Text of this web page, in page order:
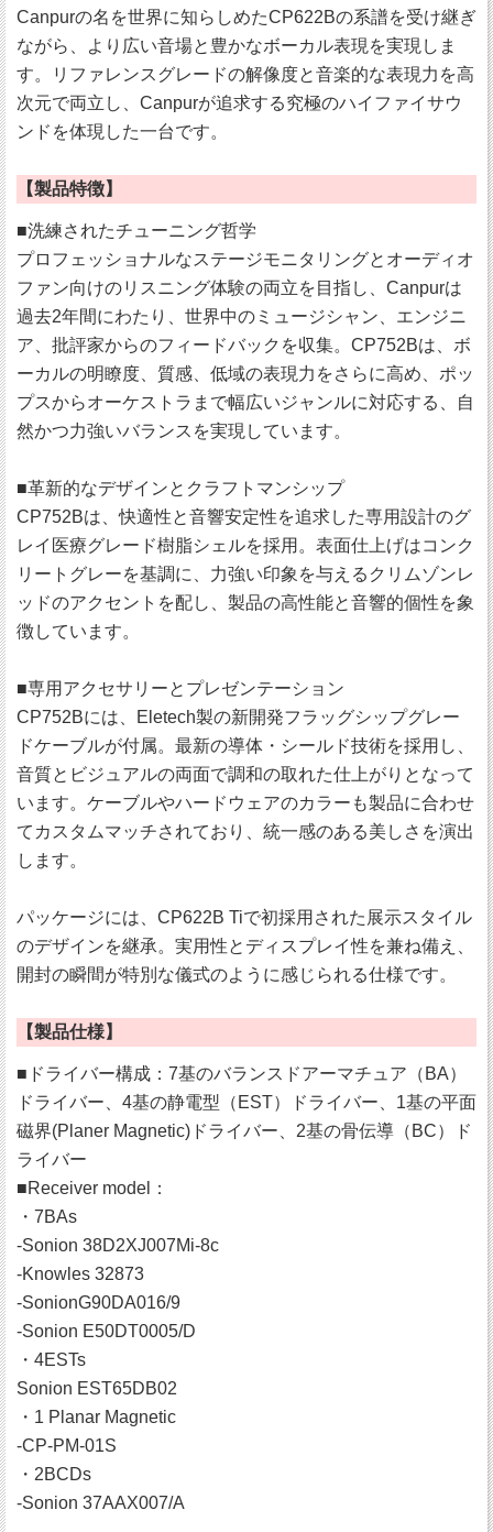
Canpurの名を世界に知らしめたCP622Bの系譜を受け継ぎ
ながら、より広い音場と豊かなボーカル表現を実現しま
す。リファレンスグレードの解像度と音楽的な表現力を高
次元で両立し、Canpurが追求する究極のハイファイサウ
ンドを体現した一台です。
【製品特徴】
■洗練されたチューニング哲学
プロフェッショナルなステージモニタリングとオーディオ
ファン向けのリスニング体験の両立を目指し、Canpurは
過去2年間にわたり、世界中のミュージシャン、エンジニ
ア、批評家からのフィードバックを収集。CP752Bは、ボ
ーカルの明瞭度、質感、低域の表現力をさらに高め、ポッ
プスからオーケストラまで幅広いジャンルに対応する、自
然かつ力強いバランスを実現しています。
■革新的なデザインとクラフトマンシップ
CP752Bは、快適性と音響安定性を追求した専用設計のグ
レイ医療グレード樹脂シェルを採用。表面仕上げはコンク
リートグレーを基調に、力強い印象を与えるクリムゾンレ
ッドのアクセントを配し、製品の高性能と音響的個性を象
徴しています。
■専用アクセサリーとプレゼンテーション
CP752Bには、Eletech製の新開発フラッグシップグレー
ドケーブルが付属。最新の導体・シールド技術を採用し、
音質とビジュアルの両面で調和の取れた仕上がりとなって
います。ケーブルやハードウェアのカラーも製品に合わせ
てカスタムマッチされており、統一感のある美しさを演出
します。
パッケージには、CP622B Tiで初採用された展示スタイル
のデザインを継承。実用性とディスプレイ性を兼ね備え、
開封の瞬間が特別な儀式のように感じられる仕様です。
【製品仕様】
■ドライバー構成：7基のバランスドアーマチュア（BA）
ドライバー、4基の静電型（EST）ドライバー、1基の平面
磁界(Planer Magnetic)ドライバー、2基の骨伝導（BC）ド
ライバー
■Receiver model：
・7BAs
-Sonion 38D2XJ007Mi-8c
-Knowles 32873
-SonionG90DA016/9
-Sonion E50DT0005/D
・4ESTs
Sonion EST65DB02
・1 Planar Magnetic
-CP-PM-01S
・2BCDs
-Sonion 37AAX007/A